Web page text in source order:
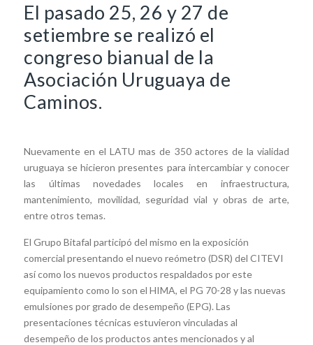
El pasado 25, 26 y 27 de
setiembre se realizó el
congreso bianual de la
Asociación Uruguaya de
Caminos.
Nuevamente en el LATU mas de 350 actores de la vialidad
uruguaya se hicieron presentes para intercambiar y conocer
las últimas novedades locales en infraestructura,
mantenimiento, movilidad, seguridad vial y obras de arte,
entre otros temas.
El Grupo Bitafal participó del mismo en la exposición
comercial presentando el nuevo reómetro (DSR) del CITEVI
así como los nuevos productos respaldados por este
equipamiento como lo son el HIMA, el PG 70-28 y las nuevas
emulsiones por grado de desempeño (EPG). Las
presentaciones técnicas estuvieron vinculadas al
desempeño de los productos antes mencionados y al